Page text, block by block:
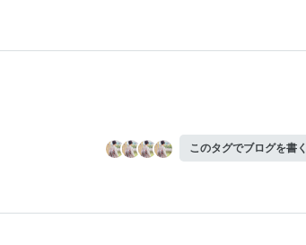
このタグでブログを書く